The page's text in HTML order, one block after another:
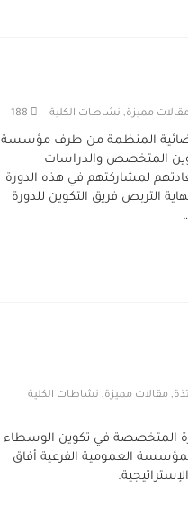
مقالات مميزة, نشاطات الكلية 188
القضائية المنظمة من طرف مؤسسة
المتخصص والدراسات
لمشاركتهم في هذه الدورة
التربص فريق التكوين للدورة
, مقالات مميزة, نشاطات الكلية
تم انطلاق الدورة المتخصصة في تكوين الوسطاء
العمومية الفرعية أفاق